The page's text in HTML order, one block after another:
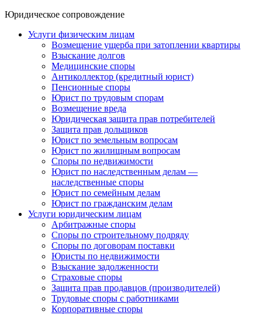
Юридическое сопровождение
Услуги физическим лицам
Возмещение ущерба при затоплении квартиры
Взыскание долгов
Медицинские споры
Антиколлектор (кредитный юрист)
Пенсионные споры
Юрист по трудовым спорам
Возмещение вреда
Юридическая защита прав потребителей
Защита прав дольщиков
Юрист по земельным вопросам
Юрист по жилищным вопросам
Споры по недвижимости
Юрист по наследственным делам —
наследственные споры
Юрист по семейным делам
Юрист по гражданским делам
Услуги юридическим лицам
Арбитражные споры
Споры по строительному подряду
Споры по договорам поставки
Юристы по недвижимости
Взыскание задолженности
Страховые споры
Защита прав продавцов (производителей)
Трудовые споры с работниками
Корпоративные споры